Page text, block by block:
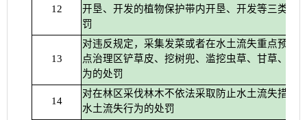
12
开垦、开发的植物保护带内开垦、开发等三类情
罚
13
对违反规定，采集发菜或者在水土流失重点预防
点治理区铲草皮、挖树兜、滥挖虫草、甘草、麻
为的处罚
14
对在林区采伐林木不依法采取防止水土流失措施
水土流失行为的处罚